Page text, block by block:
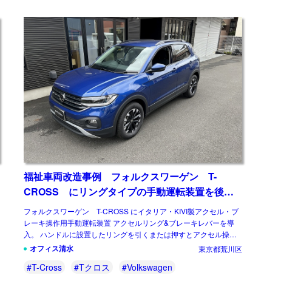
福祉車両改造事例 フォルクスワーゲン T-
CROSS にリングタイプの手動運転装置を後付
け改造
フォルクスワーゲン T-CROSS にイタリア・KIVI製アクセル・ブ
レーキ操作用手動運転装置 アクセルリング&ブレーキレバーを導
入。 ハンドルに設置したリングを引くまたは押すとアクセル操作
を行い、ハンドル横のレ […]
オフィス清水 東京都荒川区
#T-Cross #Tクロス #Volkswagen